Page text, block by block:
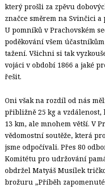
který prošli za zpěvu
značce směrem na Svinčici a
U pomníků v Prachovském
poděkování všem
tažení. Všichni si tak
vojáci v období 1866 a jaké
řešit.
Oni však na rozdíl od nás
přibližně 25 kg a
13 km, ale mnohem větší. V
vědomostní soutěže, která
jsme odpočívali. Přes 80
Komitétu pro udržování
obdržel Matyáš Musílek
brožuru „Příběh